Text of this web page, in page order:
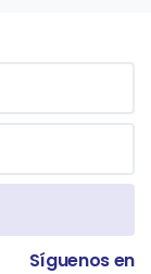
Síguenos en